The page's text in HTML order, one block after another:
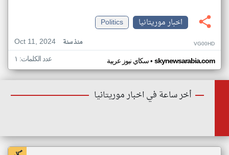
اخبار موريتانيا
Politics
Oct 11, 2024
منذ سنة VG00HD
سكاي نيوز عربية• skynewsarabia.com عدد الكلمات: ١
أخر ساعة في اخبار موريتانيا